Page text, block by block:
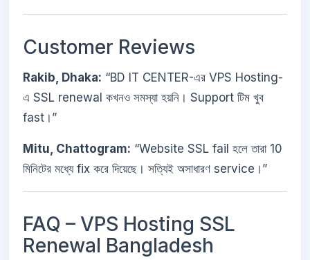
Customer Reviews
Rakib, Dhaka: “BD IT CENTER-এর VPS Hosting-
এ SSL renewal কখনও সমস্যা হয়নি। Support টিম খুব
fast।”
Mitu, Chattogram: “Website SSL fail হলে তারা 10
মিনিটের মধ্যে fix করে দিয়েছে। সত্যিই অসাধারণ service।”
FAQ – VPS Hosting SSL
Renewal Bangladesh